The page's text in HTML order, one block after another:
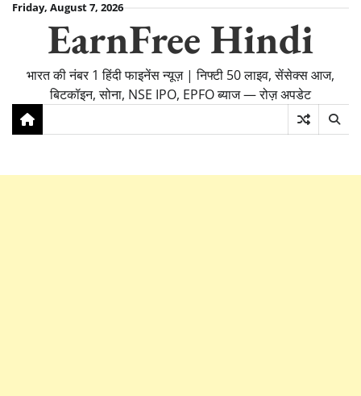
SkipFriday, August 7, 2026
EarnFree Hindi
भारत की नंबर 1 हिंदी फाइनेंस न्यूज़ | निफ्टी 50 लाइव, सेंसेक्स आज,
बिटकॉइन, सोना, NSE IPO, EPFO ब्याज — रोज़ अपडेट